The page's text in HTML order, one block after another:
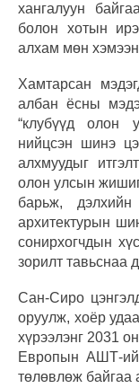
хангалуун
болон хотын
алхам мөн
Хамтарсан
албан ёсны
“клубүүд олон
нийцсэн шинэ
алхмуудыг
олон улсын
барьж,
архитектурын
сонирхогчдын
зорилт тавьснаа
Сан-Сиро
оруулж, хоёр
хүрээлэнг 2031
Европын АШТ-ий
төлөвлөж байгаа